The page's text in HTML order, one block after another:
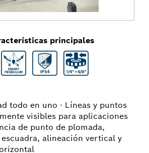
todo en uno - Líneas y puntos
visibles para aplicaciones
de punto de plomada,
alineación vertical y
principales